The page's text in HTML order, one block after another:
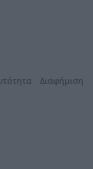
Διαφήμιση